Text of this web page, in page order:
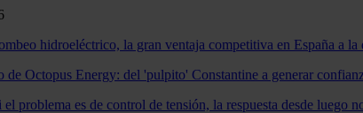
hidroeléctrico, la gran ventaja competitiva en España a
de Octopus Energy: del 'pulpito' Constantine a generar
problema es de control de tensión, la respuesta desde luego